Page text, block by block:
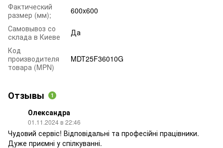
Фактический
размер (мм);
600x600
Самовывоз со
склада в Киеве
Да
Код
производителя
товара (MPN)
MDT25F36010G
Отзывы 1
Олександра
01.11.2024 в 22:46
Чудовий сервіс! Відповідальні та професійні працівники.
Дуже приємні у спілкуванні.